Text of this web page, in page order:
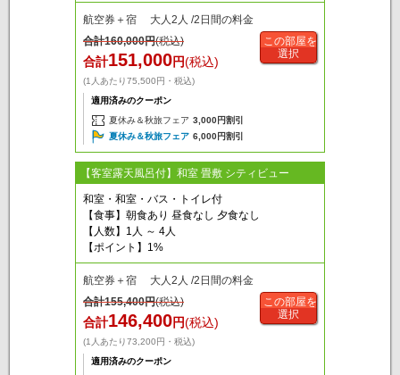
航空券＋宿 大人2人 /2日間の料金
合計160,000円(税込)
合計151,000円(税込)
(1人あたり75,500円・税込)
適用済みのクーポン
夏休み＆秋旅フェア 3,000円割引
夏休み＆秋旅フェア 6,000円割引
この部屋を
選択
【客室露天風呂付】和室 畳敷 シティビュー
和室・和室・バス・トイレ付
【食事】朝食あり 昼食なし 夕食なし
【人数】1人 ～ 4人
【ポイント】1%
航空券＋宿 大人2人 /2日間の料金
合計155,400円(税込)
合計146,400円(税込)
(1人あたり73,200円・税込)
適用済みのクーポン
この部屋を
選択